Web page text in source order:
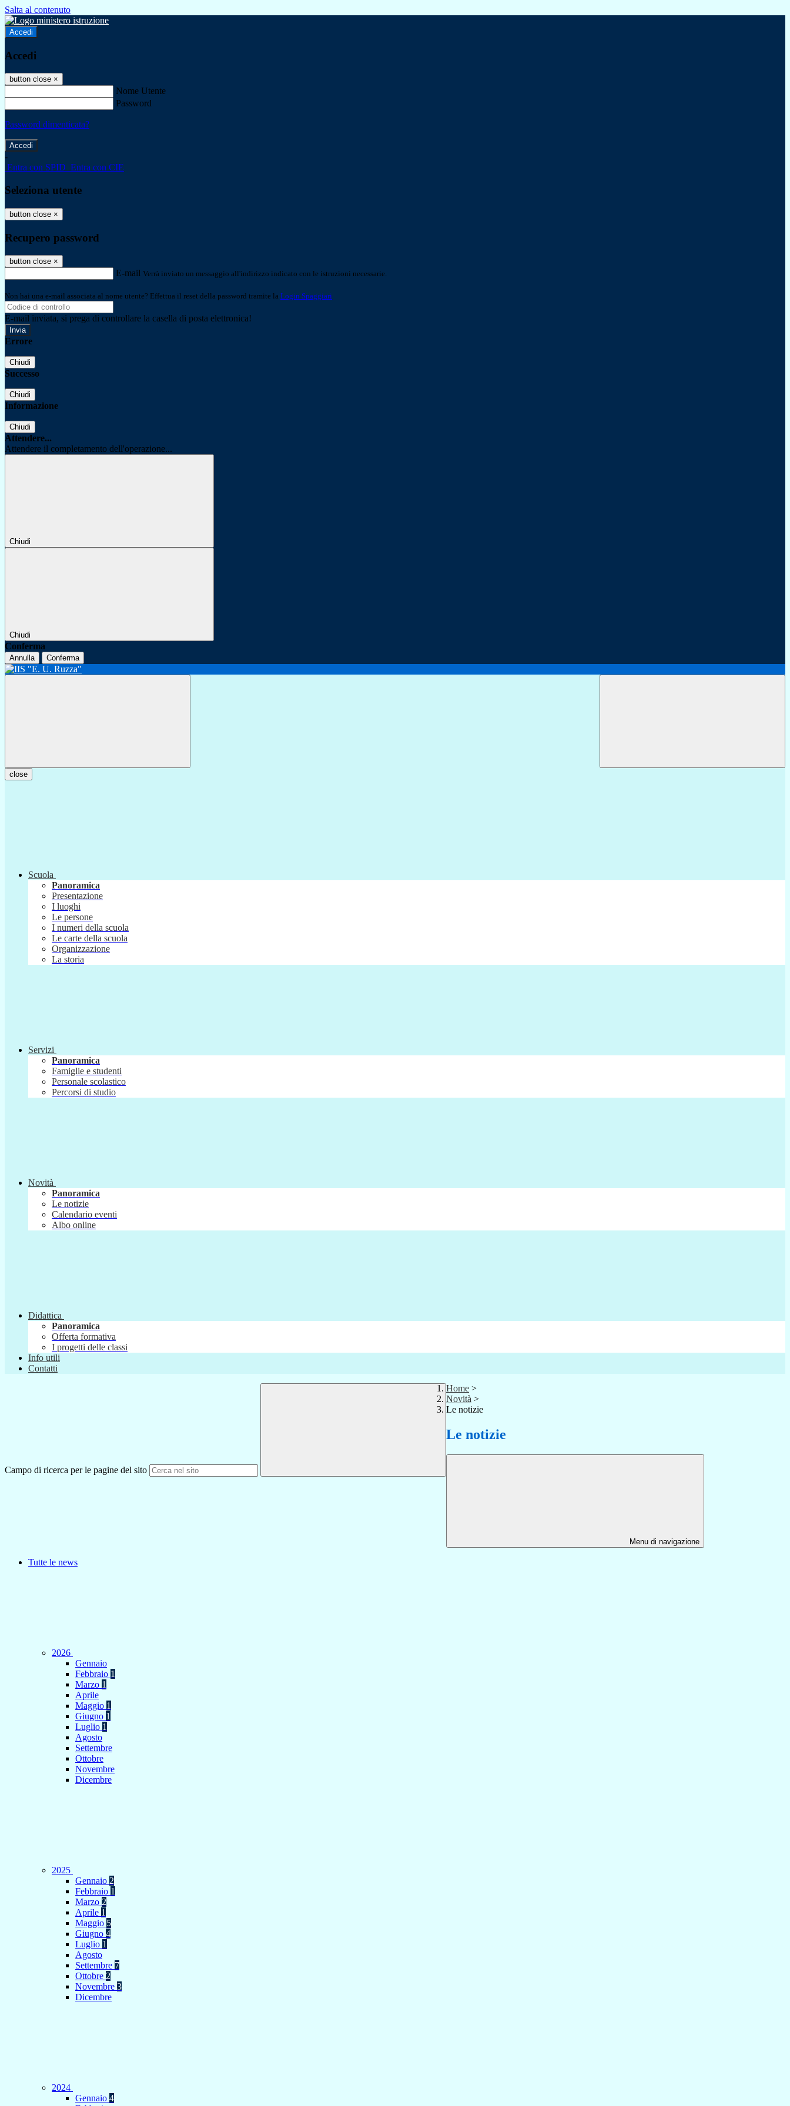
Salta al contenuto
Accedi
Accedi
button close ×
Nome Utente
Password
Password dimenticata?
-
Entra con SPID Entra con CIE
Seleziona utente
button close ×
Recupero password
button close ×
E-mail Verrà inviato un messaggio all'indirizzo indicato con le istruzioni necessarie.
Non hai una e-mail associata al nome utente? Effettua il reset della password tramite la Login Spaggiari
E-mail inviata, si prega di controllare la casella di posta elettronica!
Errore
Chiudi
Successo
Chiudi
Informazione
Chiudi
Attendere...
Attendere il completamento dell'operazione...
Chiudi
Chiudi
Conferma
Annulla Conferma
close
Scuola
Panoramica
Presentazione
I luoghi
Le persone
I numeri della scuola
Le carte della scuola
Organizzazione
La storia
Servizi
Panoramica
Famiglie e studenti
Personale scolastico
Percorsi di studio
Novità
Panoramica
Le notizie
Calendario eventi
Albo online
Didattica
Panoramica
Offerta formativa
I progetti delle classi
Info utili
Contatti
Campo di ricerca per le pagine del sito
Home >
Novità >
Le notizie
Le notizie
Menu di navigazione
Tutte le news
2026
Gennaio
Febbraio 1
Marzo 1
Aprile
Maggio 1
Giugno 1
Luglio 1
Agosto
Settembre
Ottobre
Novembre
Dicembre
2025
Gennaio 2
Febbraio 1
Marzo 2
Aprile 1
Maggio 5
Giugno 4
Luglio 1
Agosto
Settembre 7
Ottobre 2
Novembre 3
Dicembre
2024
Gennaio 4